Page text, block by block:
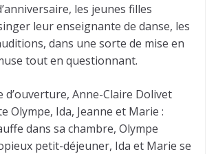
les jeunes filles
leur enseignante de danse, les
dans une sorte de mise en
tout en questionnant.
d’ouverture, Anne-Claire Dolivet
Olympe, Ida, Jeanne et Marie :
dans sa chambre, Olympe
petit-déjeuner, Ida et Marie se